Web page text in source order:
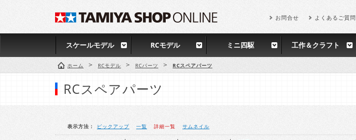
お問合せ よくあるご質問
スケールモデル RCモデル ミニ四駆 工作＆クラフト
RCスペアパーツ
ホーム > RCモデル > RCパーツ > RCスペアパーツ
表示方法： ピックアップ 一覧 詳細一覧 サムネイル